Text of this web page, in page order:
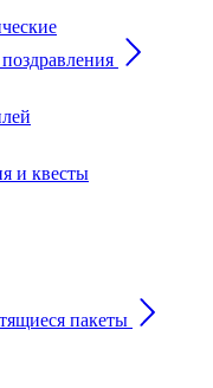
и квесты
пакеты